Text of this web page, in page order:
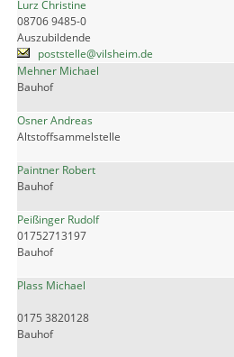
Lurz Christine
08706 9485-0
Auszubildende
poststelle@vilsheim.de
Mehner Michael
Bauhof
Osner Andreas
Altstoffsammelstelle
Paintner Robert
Bauhof
Peißinger Rudolf
01752713197
Bauhof
Plass Michael
0175 3820128
Bauhof